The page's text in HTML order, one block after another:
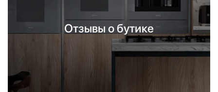
Отзывы о бутике